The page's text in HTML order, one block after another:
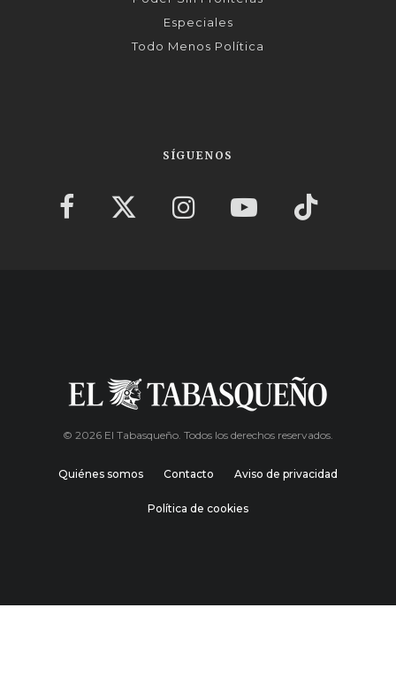
Especiales
Todo Menos Política
SÍGUENOS
© 2026 El Tabasqueño. Todos los derechos reservados.
Quiénes somos Contacto Aviso de privacidad
Política de cookies